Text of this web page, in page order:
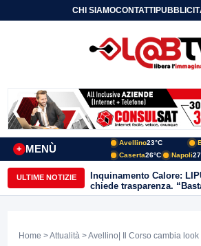
CHI SIAMOCONTATTI
MENÙ
+
Avellino23°C
Caserta26°C Napoli
ULTIME NOTIZIE
Inquinamento Calore:
chiede trasparenza.
non possiamo
Home >Attualità > Avellino| Il Corso cambia